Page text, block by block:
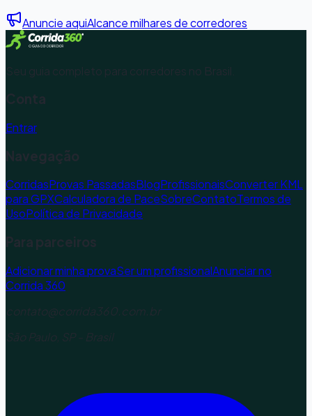
Anuncie aquiAlcance milhares de corredores
Seu guia completo para corredores no Brasil.
Conta
Entrar
Navegação
CorridasProvas PassadasBlogProfissionaisConverter KML
para GPXCalculadora de PaceSobreContatoTermos de
UsoPolítica de Privacidade
Para parceiros
Adicionar minha provaSer um profissionalAnunciar no
Corrida 360
contato@corrida360.com.br
São Paulo, SP - Brasil